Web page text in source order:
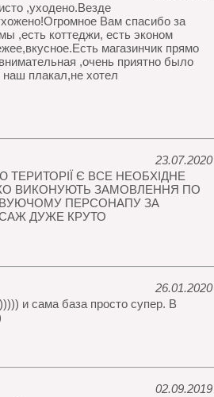
,уходено.Везде
Вам спасибо за
,есть коттеджи, есть эконом
магазинчик прямо
,очень приятно было
плакал,не хотел
23.07.2020
Є ВСЕ НЕОБХІДНЕ
ВИКОНУЮТЬ ЗАМОВЛЕННЯ ПО
ПЕРСОНАПУ ЗА
ДУЖЕ КРУТО
26.01.2020
и сама база просто супер. В
02.09.2019